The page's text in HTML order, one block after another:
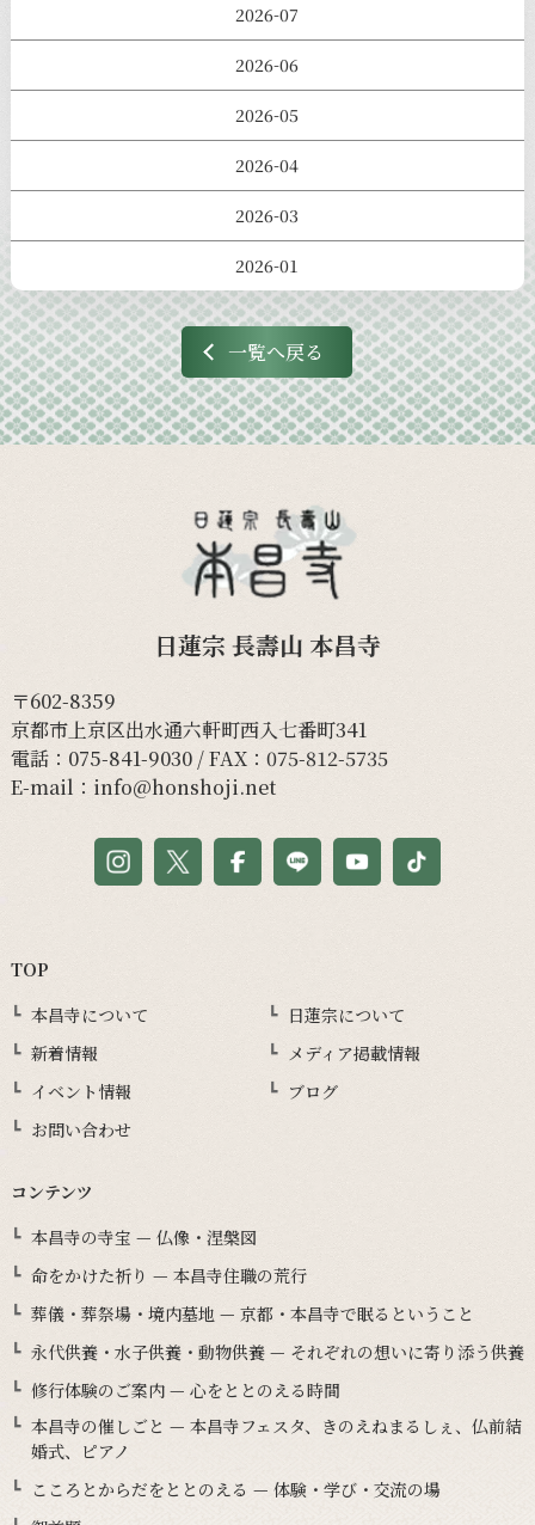
2026-07
2026-06
2026-05
2026-04
2026-03
2026-01
一覧へ戻る
日蓮宗 長壽山 本昌寺
〒602-8359
京都市上京区出水通六軒町西入七番町341
電話： 075-841-9030/ FAX：075-812-5735
E-mail： info@honshoji.net
TOP
本昌寺について
日蓮宗について
新着情報
メディア掲載情報
イベント情報
ブログ
お問い合わせ
コンテンツ
本昌寺の寺宝 — 仏像・涅槃図
命をかけた祈り — 本昌寺住職の荒行
葬儀・葬祭場・境内墓地 — 京都・本昌寺で眠るということ
永代供養・水子供養・動物供養 — それぞれの想いに寄り添う供養
修行体験のご案内 — 心をととのえる時間
本昌寺の催しごと — 本昌寺フェスタ、きのえねまるしぇ、仏前結
婚式、ピアノ
こころとからだをととのえる — 体験・学び・交流の場